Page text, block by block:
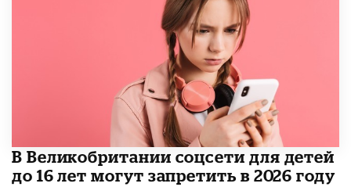
В Великобритании соцсети для детей
до 16 лет могут запретить в 2026 году